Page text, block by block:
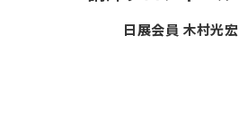
日展会員 木村光宏